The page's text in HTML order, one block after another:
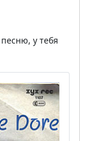
у тебя